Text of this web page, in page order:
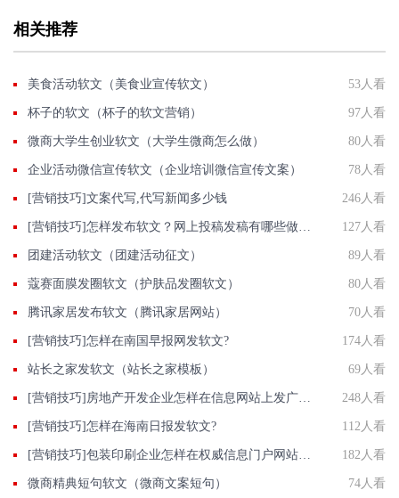
相关推荐
美食活动软文（美食业宣传软文） 53人看
杯子的软文（杯子的软文营销） 97人看
微商大学生创业软文（大学生微商怎么做） 80人看
企业活动微信宣传软文（企业培训微信宣传文案） 78人看
[营销技巧]文案代写,代写新闻多少钱 246人看
127人看
团建活动软文（团建活动征文） 89人看
蔻赛面膜发圈软文（护肤品发圈软文） 80人看
腾讯家居发布软文（腾讯家居网站） 70人看
[营销技巧]怎样在南国早报网发软文? 174人看
站长之家发软文（站长之家模板） 69人看
248人看
[营销技巧]怎样在海南日报发软文? 112人看
182人看
微商精典短句软文（微商文案短句） 74人看